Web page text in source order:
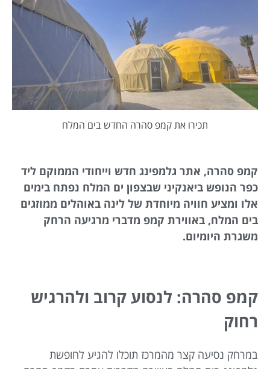
תכירו את קמפ סהרה החדש בים המלח
קמפ סהרה, אתר גלמפינג חדש וייחודי הממוקם ליד
כפר הנופש ביאנקיני שבצפון ים המלח נפתח בימים
אלו ומציע חוויה מיוחדת של לינה באוהלים ממוזגים
בים המלח, באווירת קמפ מדברי מרגיעה הרחק
משגרת היומיום.
קמפ סהרה: לנסוע קרוב ולהרגיש
רחוק
במרחק נסיעה קצר מהמרכז תוכלו להגיע לחופשת